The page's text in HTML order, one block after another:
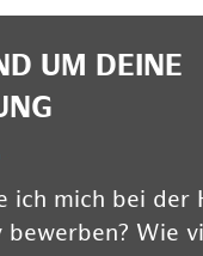
UM DEINE
ich mich bei der
Wie